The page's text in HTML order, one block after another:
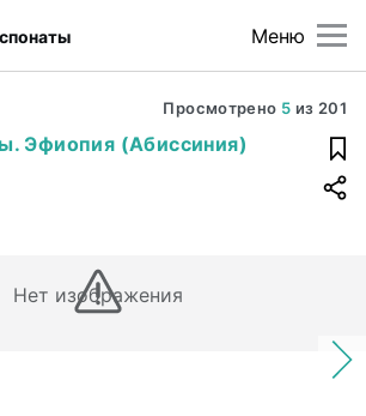
Меню
Просмотрено 5 из 201
Эфиопия (Абиссиния)
Нет изображения